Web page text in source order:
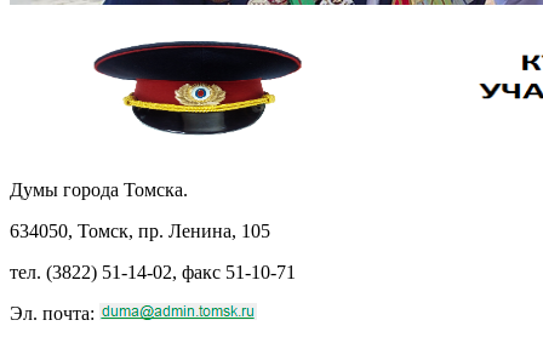
Думы города Томска.
634050, Томск, пр. Ленина, 105
тел. (3822) 51-14-02, факс 51-10-71
Эл. почта: